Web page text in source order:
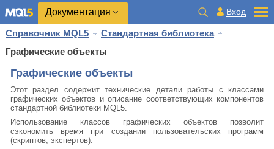
Документация Вход
Справочник MQL5
Стандартная библиотека
Графические объекты
Графические объекты
Этот раздел содержит технические детали работы с классами
графических объектов и описание соответствующих компонентов
стандартной библиотеки MQL5.
Использование классов графических объектов позволит
сэкономить время при создании пользовательских программ
(скриптов, экспертов).